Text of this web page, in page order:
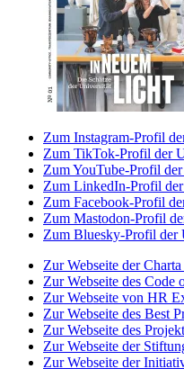
Zum Instagram-Profil
Zum TikTok-Profil der
Zum YouTube-Profil
Zum LinkedIn-Profil der
Zum Facebook-Profil
Zum Mastodon-Profil
Zum Bluesky-Profil der
Zur Webseite der
Zur Webseite des Code
Zur Webseite von HR
Zur Webseite des Best
Zur Webseite des
Zur Webseite der
Zur Webseite der